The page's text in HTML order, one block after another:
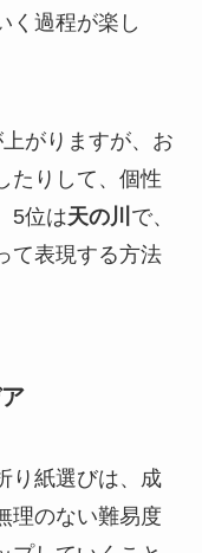
く過程が楽し
がりますが、お
たりして、個性
5位は天の川 で、
て表現する方法
り紙選びは、成
理のない難易度